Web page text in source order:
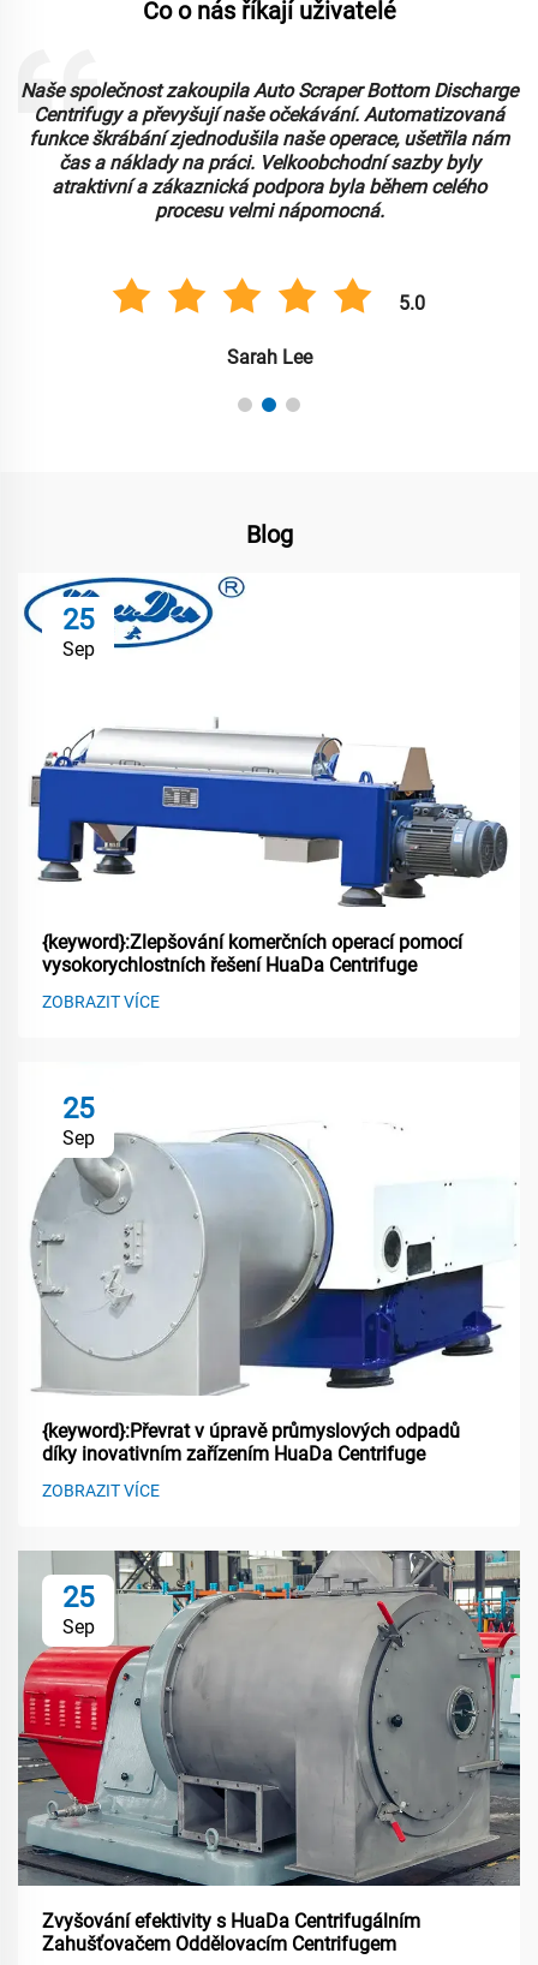
Co o nás říkají uživatelé
Naše společnost zakoupila Auto Scraper Bottom Discharge
Centrifugy a převyšují naše očekávání. Automatizovaná
funkce škrábání zjednodušila naše operace, ušetřila nám
čas a náklady na práci. Velkoobchodní sazby byly
atraktivní a zákaznická podpora byla během celého
procesu velmi nápomocná.
5.0
Sarah Lee
Blog
25
Sep
{keyword}:Zlepšování komerčních operací pomocí
vysokorychlostních řešení HuaDa Centrifuge
ZOBRAZIT VÍCE
25
Sep
{keyword}:Převrat v úpravě průmyslových odpadů
díky inovativním zařízením HuaDa Centrifuge
ZOBRAZIT VÍCE
25
Sep
Zvyšování efektivity s HuaDa Centrifugálním
Zahušťovačem Oddělovacím Centrifugem